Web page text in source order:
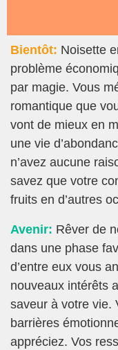
Bientôt: Noisette
problème
par magie. Vous
romantique que
vont de mieux en
une vie
n’avez aucune
savez que votre
fruits en d’autres
Avenir: Rêver de
dans une phase
d’entre eux vous
nouveaux intérêts
saveur à votre vie.
barrières
appréciez. Vos